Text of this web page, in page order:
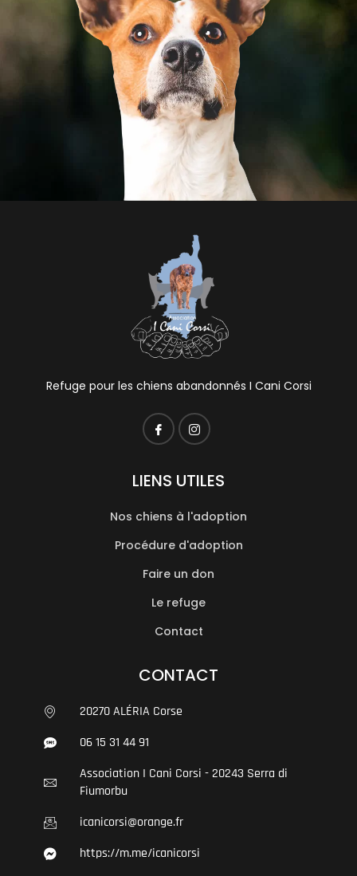
Refuge pour les chiens abandonnés I Cani Corsi
LIENS UTILES
Nos chiens à l'adoption
Procédure d'adoption
Faire un don
Le refuge
Contact
CONTACT
20270 ALÉRIA Corse
06 15 31 44 91
Association I Cani Corsi - 20243 Serra di
Fiumorbu
icanicorsi@orange.fr
https://m.me/icanicorsi